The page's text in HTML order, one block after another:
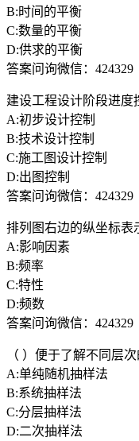
B:时间的平衡
C:数量的平衡
D:供求的平衡
答案问询微信：424329
建设工程设计阶段进度
A:初步设计控制
B:技术设计控制
C:施工图设计控制
D:出图控制
答案问询微信：424329
排列图右边的纵坐标表
A:影响因素
B:频率
C:特性
D:频数
答案问询微信：424329
（ ）便于了解不同层
A:单纯随机抽样法
B:系统抽样法
C:分层抽样法
D:二次抽样法